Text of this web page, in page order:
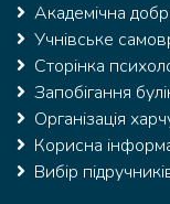
Академічна
Учнівське
Сторінка
Запобігання
Організація
Корисна
Вибір